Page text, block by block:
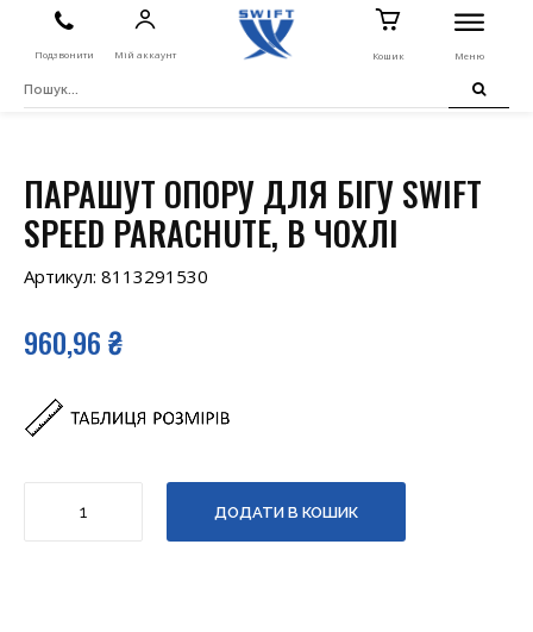
Подзвонити Мій аккаунт Кошик Меню
ПАРАШУТ ОПОРУ ДЛЯ БІГУ SWIFT
SPEED ​​PARACHUTE, В ЧОХЛІ
Артикул: 8113291530
960,96₴
ДОДАТИ В КОШИК